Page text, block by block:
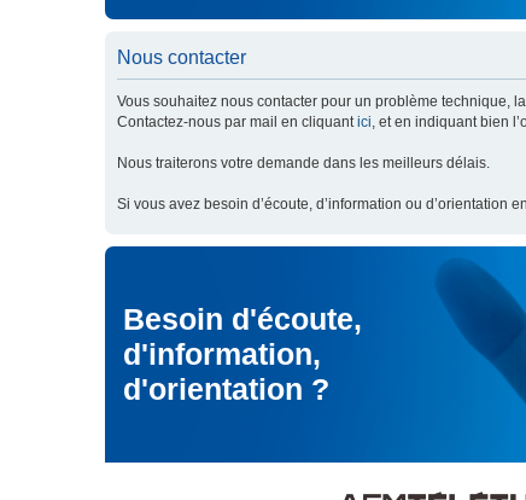
Nous contacter
Vous souhaitez nous contacter pour un problème technique,
Contactez-nous par mail en cliquantici, et en indiquant bien
Nous traiterons votre demande dans les meilleurs délais.
Si vous avez besoin d’écoute, d’information ou
Besoin d'écoute,
d'information,
d'orientation ?